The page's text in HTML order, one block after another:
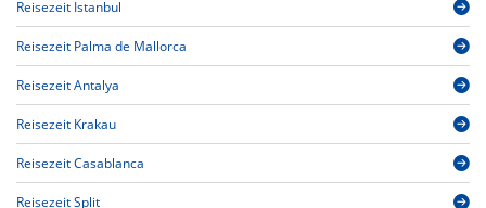
Reisezeit Istanbul
Reisezeit Palma de Mallorca
Reisezeit Antalya
Reisezeit Krakau
Reisezeit Casablanca
Reisezeit Split